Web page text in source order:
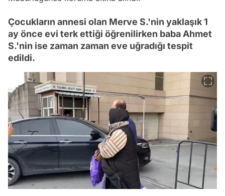
Çocukların annesi olan Merve S.'nin yaklaşık 1
ay önce evi terk ettiği öğrenilirken baba Ahmet
S.'nin ise zaman zaman eve uğradığı tespit
edildi.